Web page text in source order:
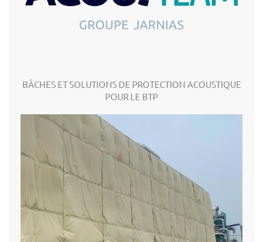
BÂCHES ET SOLUTIONS DE PROTECTION ACOUSTIQUE
POUR LE BTP